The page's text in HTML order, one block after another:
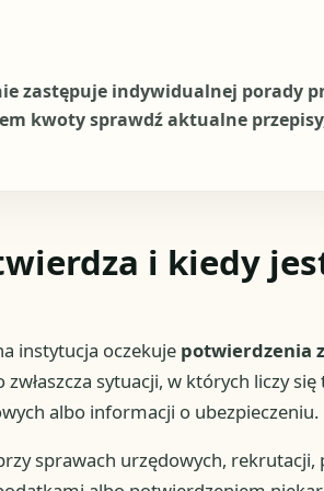
zastępuje indywidualnej porady
kwoty sprawdź aktualne
i kiedy
instytucja oczekuje potwierdzenia
sytuacji, w których liczy
albo informacji o ubezpieczeniu.
sprawach urzędowych, rekrutacji,